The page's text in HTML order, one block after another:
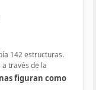
142 estructuras.
a través de la
figuran como